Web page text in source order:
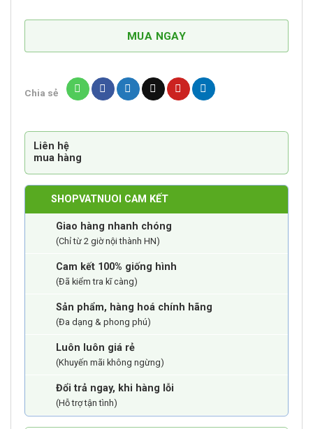
Lớn
Con
lượng
MUA NGAY
Chia sẻ
Liên hệ
mua hàng
SHOPVATNUOI CAM KẾT
Giao hàng nhanh chóng
(Chỉ từ 2 giờ nội thành HN)
Cam kết 100% giống hình
(Đã kiểm tra kĩ càng)
Sản phẩm, hàng hoá chính hãng
(Đa dạng & phong phú)
Luôn luôn giá rẻ
(Khuyến mãi không ngừng)
Đổi trả ngay, khi hàng lỗi
(Hỗ trợ tận tình)